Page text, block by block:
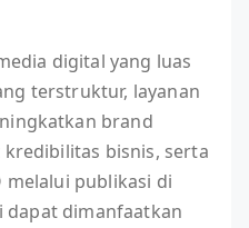
digital yang luas
terstruktur, layanan
brand
bisnis, serta
melalui publikasi di
dapat dimanfaatkan